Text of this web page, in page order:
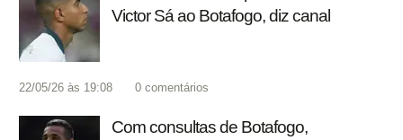
Victor Sá ao Botafogo, diz canal
22/05/26 às 19:08 0 comentários
Com consultas de Botafogo,